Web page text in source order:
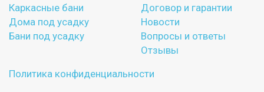
Каркасные бани
Дома под усадку
Бани под усадку
Договор и гарантии
Новости
Вопросы и ответы
Отзывы
Политика конфиденциальности